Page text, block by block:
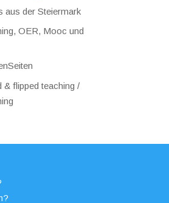
aus der Steiermark
OER, Mooc und
& flipped teaching /